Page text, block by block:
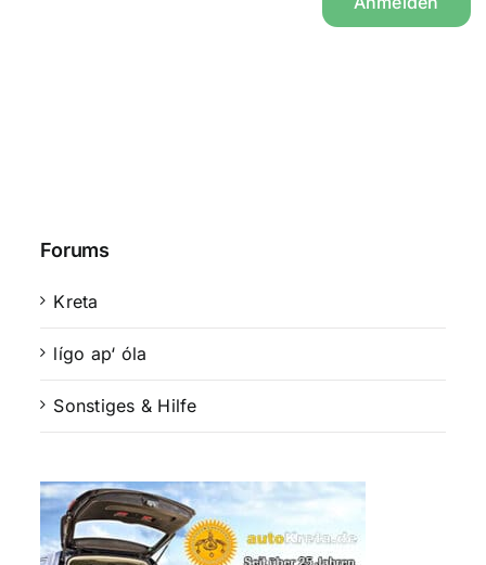
Forums
Kreta
lígo ap‘ óla
Sonstiges & Hilfe